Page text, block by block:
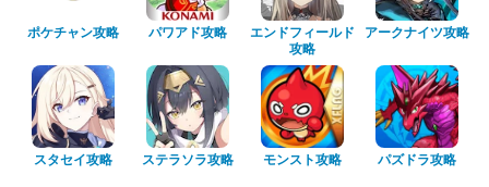
ポケチャン攻略 パワアド攻略
エンドフィールド
攻略
アークナイツ攻略
スタセイ攻略 ステラソラ攻略 モンスト攻略 パズドラ攻略